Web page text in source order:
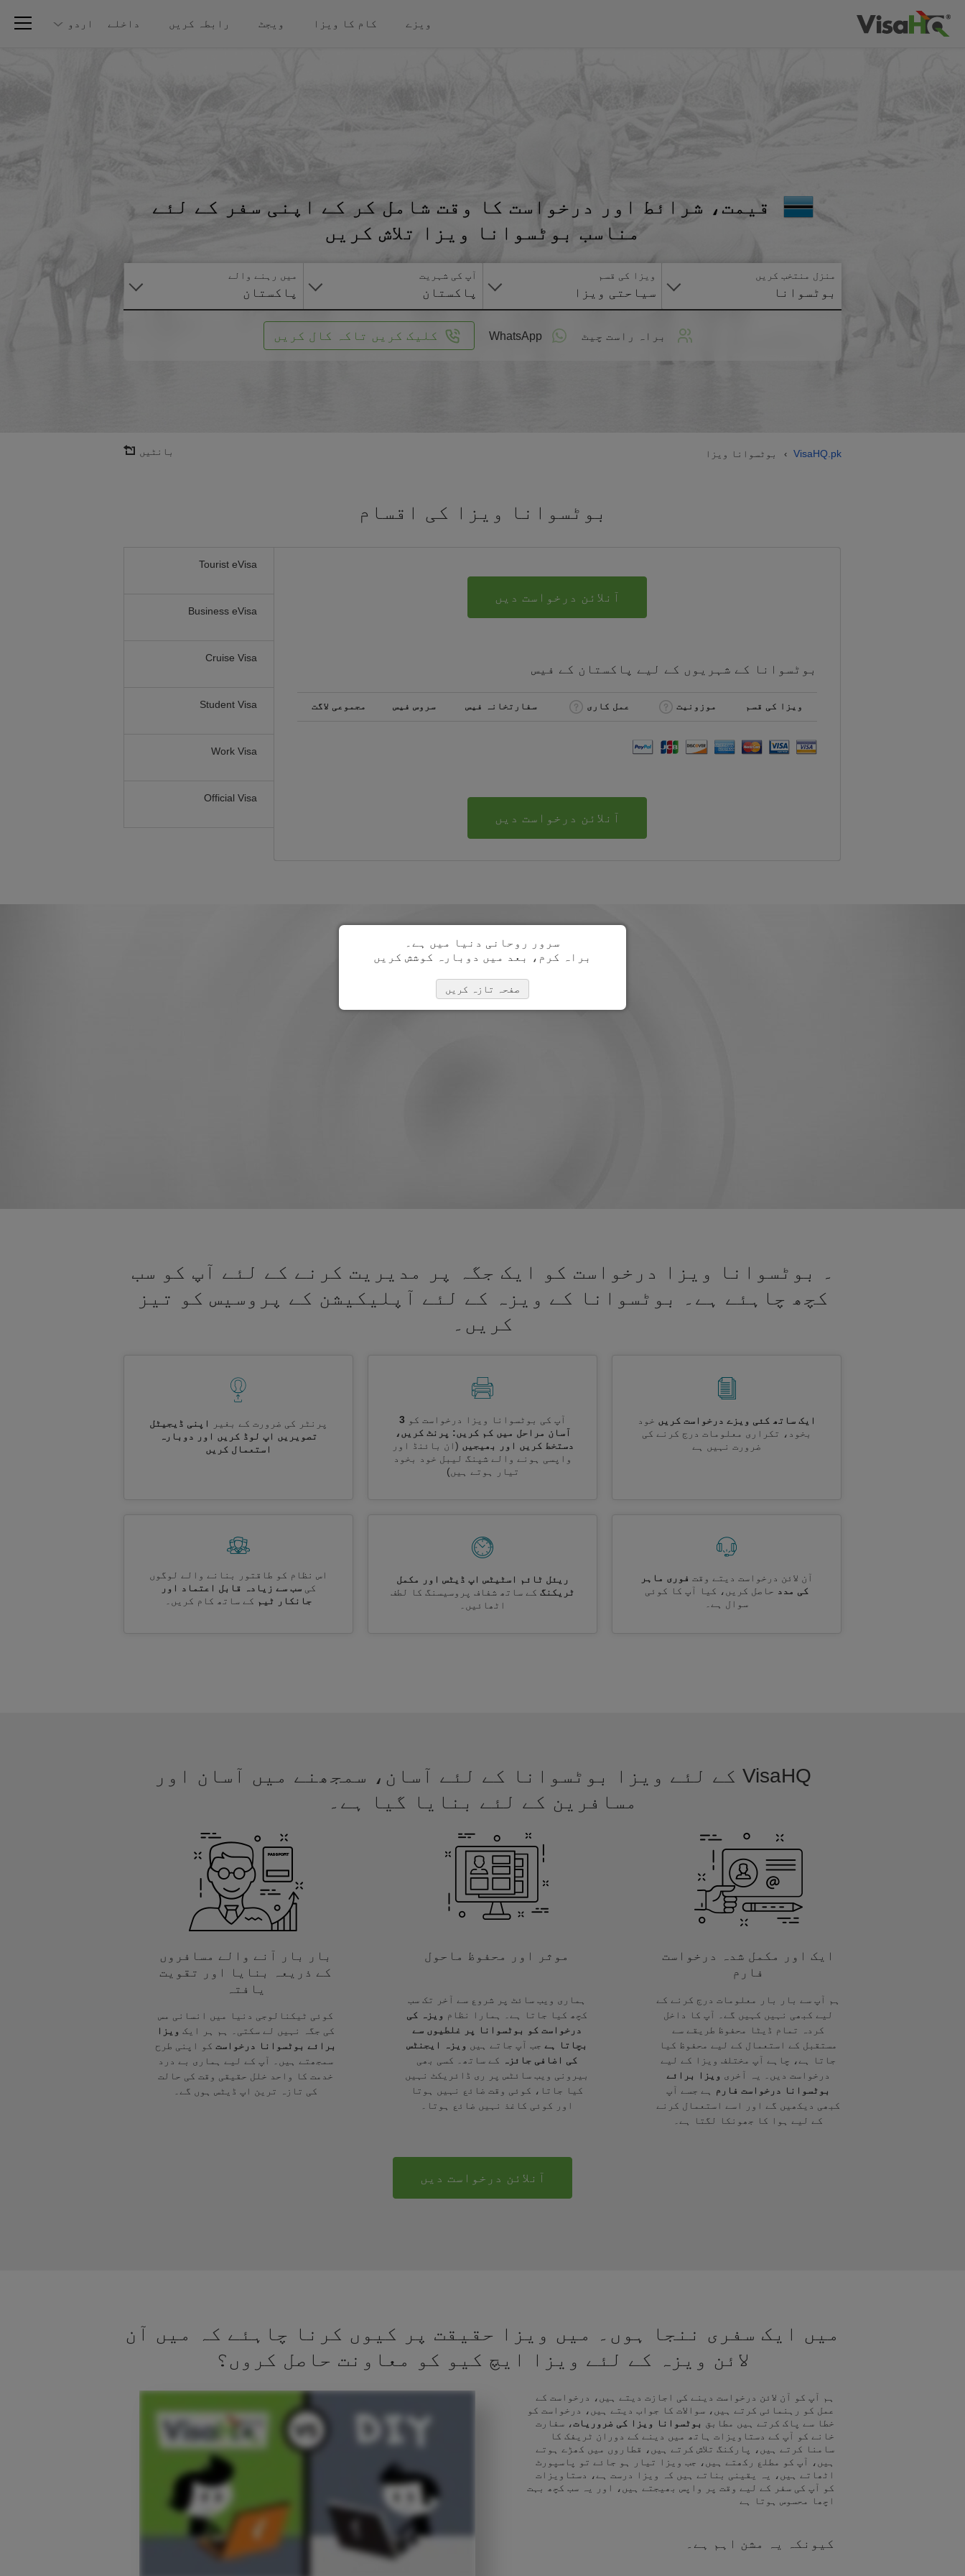
ویزے کام کا ویزا ویجٹ رابطہ کریں داخلے اردو
قیمت، شرائط اور درخواست کا وقت شامل کر کے اپنی سفر کے لئے
مناسب بوٹسوانا ویزا تلاش کریں
منزل منتخب کریں
بوٹسوانا
ویزا کی قسم
سیاحتی ویزا
آپ کی شہریت
پاکستان
میں رہنے والے
پاکستان
براہ راست چیٹ WhatsApp کلیک کریں تاکہ کال کریں
VisaHQ.pk
› بوٹسوانا ویزا بانٹیں
بوٹسوانا ویزا کی اقسام
Tourist eVisa
Business eVisa
Cruise Visa
Student Visa
Work Visa
Official Visa
آنلائن درخواست دیں
بوٹسوانا کے شہریوں کے لیے پاکستان کے فیس
ویزا کی قسم موزونیت عمل کاری سفارتخانہ فیس سروس فیس مجموعی لاگت
آنلائن درخواست دیں
۔ بوٹسوانا ویزا درخواست کو ایک جگہ پر مدیریت کرنے کے لئے آپ کو سب
کچھ چاہئے ہے۔ بوٹسوانا کے ویزہ کے لئے آپلیکیشن کے پروسیس کو تیز
کریں۔
ایک ساتھ کئی ویزے درخواست کریں خود
بخود، تکراری معلومات درج کرنے کی
ضرورت نہیں ہے
آپ کی بوٹسوانا ویزا درخواست کو 3
آسان مراحل میں کم کریں: پرنٹ کریں،
دستخط کریں اور بھیجیں (ان بائنڈ اور
واپسی ہونے والے شپنگ لیبل خود بخود
تیار ہوتے ہیں)
پرنٹر کی ضرورت کے بغیر
اپنی ڈیجیٹل
تصویریں اپ لوڈ کریں اور دوبارہ
استعمال کریں
آن لائن درخواست دیتے وقت فوری ماہر
کی مدد حاصل کریں، کیا آپ کا کوئی
سوال ہے۔
ریئل ٹائم اسٹیٹس اپ ڈیٹس اور مکمل
ٹریکنگ کے ساتھ شفاف پروسیسنگ کا لطف
اٹھائیں۔
اس نظام کو طاقتور بنانے والے لوگوں
کی سب سے زیادہ قابل اعتماد اور
جانکار ٹیم کے ساتھ کام کریں۔
VisaHQ کے لئے ویزا بوٹسوانا کے لئے آسان، سمجھنے میں آسان اور
مسافرین کے لئے بنایا گیا ہے۔
ایک اور مکمل شدہ درخواست
فارم
ہم آپ سے بار بار معلومات درج کرنے کے
لیے کبھی نہیں کہیں گے۔ آپ کا داخل
کردہ تمام ڈیٹا محفوظ طریقے سے
مستقبل کے استعمال کے لیے محفوظ کیا
جاتا ہے، چاہے آپ مختلف ویزا کے لیے
درخواست دیں۔ یہ آخری ویزا برائے
بوٹسوانا درخواست فارم
ہے جسے آپ
کبھی دیکھیں گے اور اسے استعمال کرنے
کے لیے ہوا کا جھونکا لگتا ہے۔
موثر اور محفوظ ماحول
ہماری ویب سائٹ پر شروع سے آخر تک سب
کچھ کیا جاتا ہے۔ ہمارا نظام ویزہ کی
درخواست کو بوٹسوانا پر غلطیوں سے
بچاتا ہے جب آپ جاتے ہیں
ویزہ ایجنٹس
کی اضافی جائزہ
کے ساتھ۔ کسی بھی
بیرونی ویب سائٹس پر ری ڈائریکٹ نہیں
کیا جاتا، کوئی وقت ضائع نہیں ہوتا
اور کوئی کاغذ نہیں ضائع ہوتا۔
بار بار آنے والے مسافروں
کے ذریعہ بنایا اور تقویت
یافتہ
کوئی ٹیکنالوجی دنیا میں انسانی مس
کی جگہ نہیں لے سکتی۔ ہم ہر ایک ویزا
برائے بوٹسوانا درخواست کو اپنی طرح
سمجھتے ہیں۔ آپ کے لیے ہماری بے درد
خدمت کا واحد خلل حقیقی وقت کی حالت
کی تازہ ترین اپ ڈیٹس ہوں گے۔
آنلائن درخواست دیں
میں ایک سفری ننجا ہوں۔ میں ویزا حقیقت پر کیوں کرنا چاہئے کہ میں آن
لائن ویزہ کے لئے ویزا ایچ کیو کو معاونت حاصل کروں؟
ہم آپ کو آن لائن درخواست دینے کی اجازت دیتے ہیں، درخواست کے
عمل کو رہنمائی کرتے ہیں، سوالات کا جواب دیتے ہیں، درخواست کو
خطا سے پاک کرتے ہیں مطابق
بوٹسوانا ویزا کی ضروریات، سفارت
خانے کو آپ کے دستاویزات ہاتھ میں دینے کے دوران ٹریفک کا
سامنا کرتے ہیں، پارکنگ تلاش کرتے ہیں، قطاروں میں کھڑے ہوتے
ہیں، آپ کو مطلع رکھتے ہیں، جب ویزا تیار ہو جائے تو پاسپورٹ
اٹھاتے ہیں، یہ یقینی بناتے ہیں کہ ویزا درست ہے، دستاویزات
کو آپ کی سفر کے لیے وقت پر واپس بھیجتے ہیں، اور یہ سب کچھ بہت
اچھا محسوس ہوتا ہے
کیونکہ یہ مشن اہم ہے۔
سرور روحانی دنیا میں ہے۔
براہ کرم، بعد میں دوبارہ کوشش کریں
صفحہ تازہ کریں